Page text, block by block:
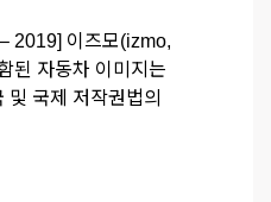
2019] 이즈모(izmo,
된 자동차 이미지는
및 국제 저작권법의